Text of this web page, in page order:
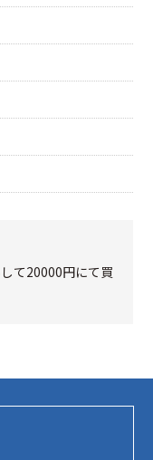
て20000円にて買